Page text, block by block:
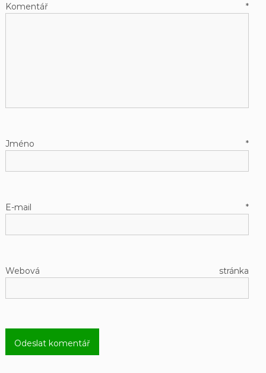
Komentář*
Jméno*
E-mail*
Webová stránka